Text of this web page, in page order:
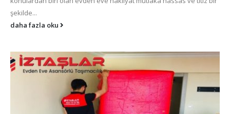
şekilde...
daha fazla oku